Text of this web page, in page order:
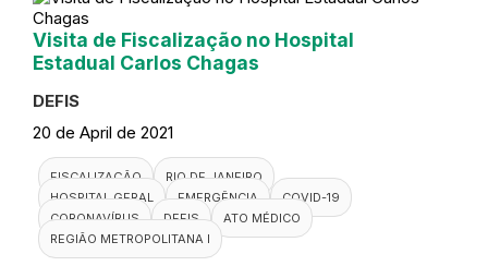
Visita de Fiscalização no Hospital
Estadual Carlos Chagas
DEFIS
20 de April de 2021
FISCALIZAÇÃO
RIO DE JANEIRO
HOSPITAL GERAL
EMERGÊNCIA
COVID-19
CORONAVÍRUS
DEFIS
ATO MÉDICO
REGIÃO METROPOLITANA I